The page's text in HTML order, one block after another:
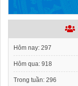
Hôm nay: 297
Hôm qua: 918
Trong tuần: 296